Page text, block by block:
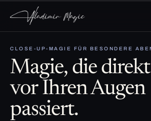
CLOSE-UP-MAGIE FÜR BESONDERE
Magie, die direkt
vor Ihren Augen
passiert.